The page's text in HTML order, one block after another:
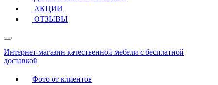
АКЦИИ
ОТЗЫВЫ
Интернет-магазин качественной мебели с бесплатной
доставкой
Фото от клиентов